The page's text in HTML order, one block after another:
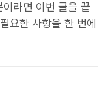
라면 이번 글을 끝
요한 사항을 한 번에